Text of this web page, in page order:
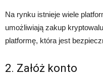
Na rynku istnieje wiele
umożliwiają zakup
platformę, która jest
2. Załóż konto